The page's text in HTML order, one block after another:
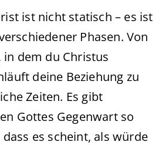
ist nicht statisch – es ist
Phasen. Von
dem du Christus
deine Beziehung zu
Zeiten. Es gibt
Gottes Gegenwart so
es scheint, als würde